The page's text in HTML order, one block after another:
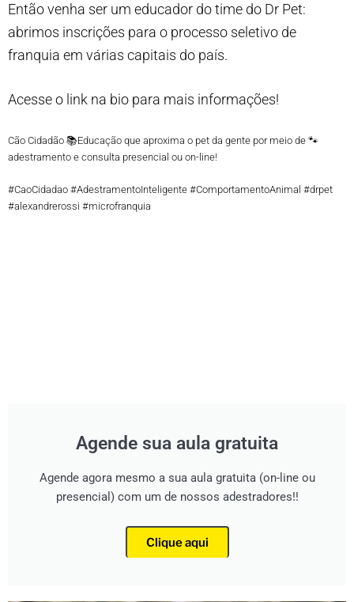
Então venha ser um educador do time do Dr Pet:
abrimos inscrições para o processo seletivo de
franquia em várias capitais do país.
Acesse o link na bio para mais informações!
Cão Cidadão 📚Educação que aproxima o pet da gente por meio de 🐾
adestramento e consulta presencial ou on-line!
#CaoCidadao #AdestramentoInteligente #ComportamentoAnimal #drpet
#alexandrerossi #microfranquia
Agende sua aula gratuita
Agende agora mesmo a sua aula gratuita (on-line ou
presencial) com um de nossos adestradores!!
Clique aqui